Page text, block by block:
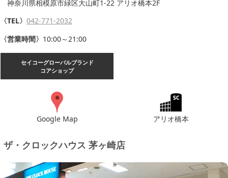
神奈川県相模原市緑区大山町1-22 アリオ橋本2F
〈TEL〉 042-771-2032
〈営業時間〉 10:00～21:00
セイコーグローバルブランド
コアショップ
Google Map アリオ橋本
ザ・クロックハウス 茅ヶ崎店